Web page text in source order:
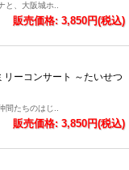
、大阪城ホ..
販売価格: 3,850円(税込)
リーコンサート ～たいせつ
間たちのはじ..
販売価格: 3,850円(税込)